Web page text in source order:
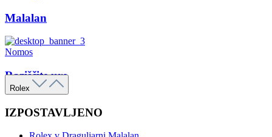
Malalan
Nomos
Raziščite ure
Rolex
IZPOSTAVLJENO